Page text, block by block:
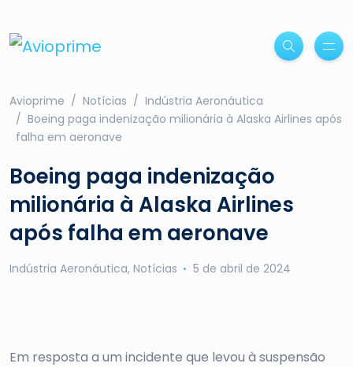
Avioprime Notícias
Indústria Aeronáutica
Boeing paga indenização milionária à Alaska Airlines após
falha em aeronave
Boeing paga indenização
milionária à Alaska Airlines
após falha em aeronave
Indústria Aeronáutica, Notícias 5 de abril de 2024
Em resposta a um incidente que levou à suspensão